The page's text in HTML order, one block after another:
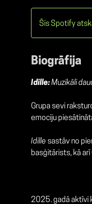
Šis Spotify
Biogrāfija
Idille:Muzikāli
Grupa sevi
emociju
Idille sastāv no
basģitārists, kā arī
2025. gadā aktīvi